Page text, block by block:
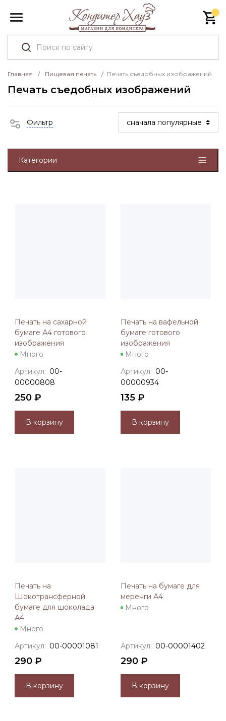
Главная / Пищевая печать / Печать съедобных изображений
Печать съедобных изображений
Фильтр
Категории
Печать на сахарной
бумаге А4 готового
изображения
Много
Артикул: 00-
00000808
250 ₽
В корзину
Печать на вафельной
бумаге готового
изображения
Много
Артикул: 00-
00000934
135 ₽
В корзину
Печать на
Шокотрансферной
бумаге для шоколада
А4
Много
Артикул: 00-00001081
290 ₽
В корзину
Печать на бумаге для
меренги А4
Много
Артикул: 00-00001402
290 ₽
В корзину